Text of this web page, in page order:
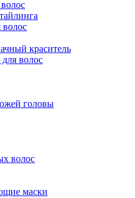
волос
краситель
волос
головы
волос
маски